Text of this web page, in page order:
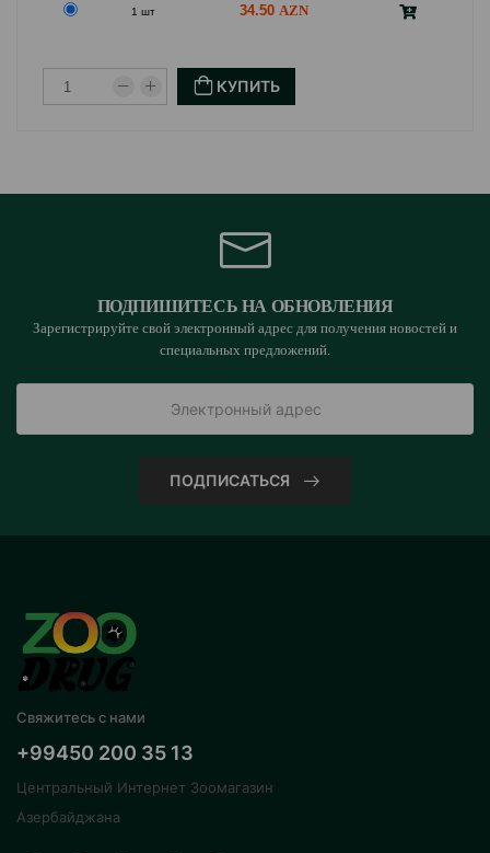
1 шт
34.50
КУПИТЬ
ПОДПИШИТЕСЬ НА ОБНОВЛЕНИЯ
Зарегистрируйте свой электронный адрес для получения новостей и
специальных предложений.
ПОДПИСАТЬСЯ
Свяжитесь с нами
+99450 200 35 13
Центральный Интернет Зоомагазин
Азербайджана